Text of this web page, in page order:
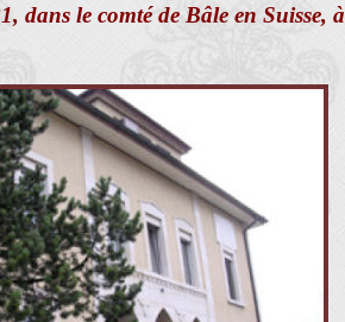
dans le comté de Bâle en Suisse, à